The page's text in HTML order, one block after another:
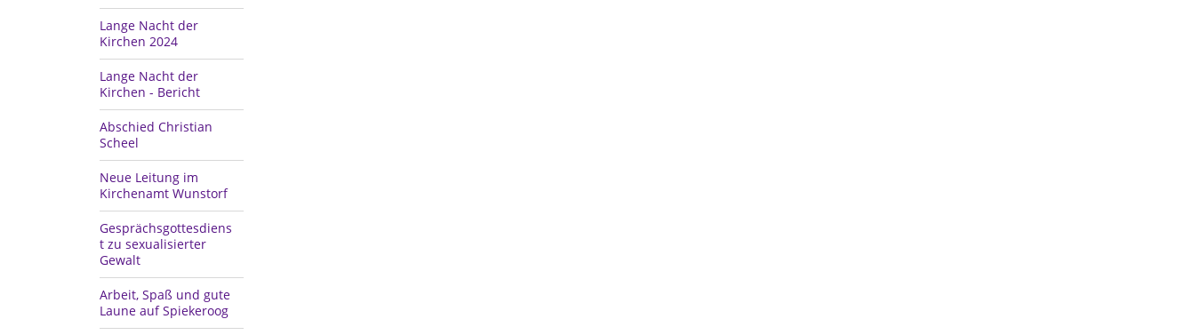
Lange Nacht der
Kirchen 2024
Lange Nacht der
Kirchen - Bericht
Abschied Christian
Scheel
Neue Leitung im
Kirchenamt Wunstorf
Gesprächsgottesdiens
t zu sexualisierter
Gewalt
Arbeit, Spaß und gute
Laune auf Spiekeroog